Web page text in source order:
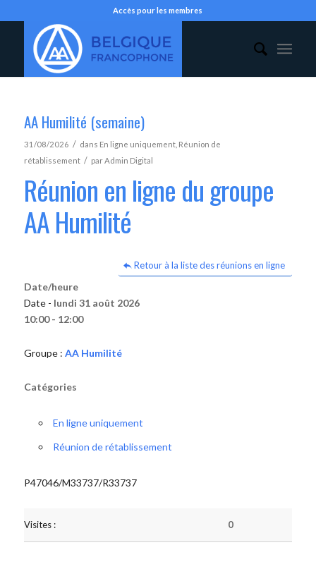
Accès pour les membres
AA Humilité (semaine)
31/08/2026 / dans En ligne uniquement, Réunion de
rétablissement / parAdmin Digital
Réunion en ligne du groupe
AA Humilité
Retour à la liste des réunions en ligne
Date/heure
Date - lundi 31 août 2026
10:00 - 12:00
Groupe : AA Humilité
Catégories
En ligne uniquement
Réunion de rétablissement
P47046/M33737/R33737
Visites : 0